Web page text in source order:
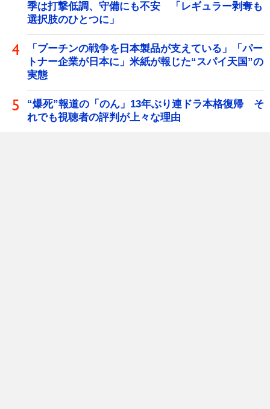
季は打撃低調、守備にも不安 「レギュラー剥奪も
選択肢のひとつに」
「プーチンの戦争を日本製品が支えている」「パー
トナー企業が日本に」米紙が報じた“スパイ天国”の
実態
“爆死”報道の「のん」13年ぶり連ドラ本格復帰 そ
れでも視聴者の評判が上々な理由